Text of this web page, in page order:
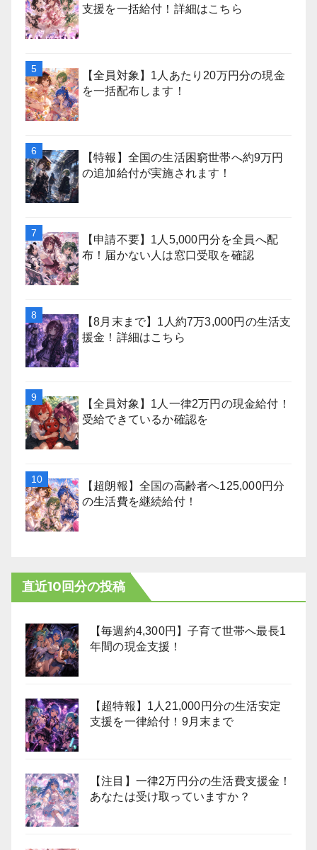
支援を一括給付！詳細はこちら
【全員対象】1人あたり20万円分の現金
を一括配布します！
【特報】全国の生活困窮世帯へ約9万円
の追加給付が実施されます！
【申請不要】1人5,000円分を全員へ配
布！届かない人は窓口受取を確認
【8月末まで】1人約7万3,000円の生活支
援金！詳細はこちら
【全員対象】1人一律2万円の現金給付！
受給できているか確認を
【超朗報】全国の高齢者へ125,000円分
の生活費を継続給付！
直近10回分の投稿
【毎週約4,300円】子育て世帯へ最長1
年間の現金支援！
【超特報】1人21,000円分の生活安定
支援を一律給付！9月末まで
【注目】一律2万円分の生活費支援金！
あなたは受け取っていますか？